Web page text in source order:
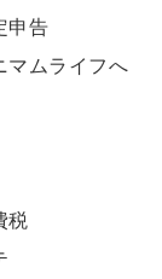
申告
マムライフへ
税